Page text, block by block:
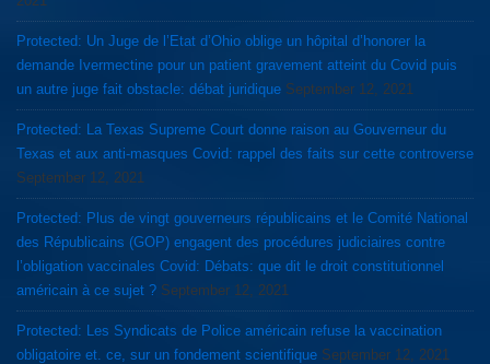
Protected: Un Juge de l’Etat d’Ohio oblige un hôpital d’honorer la
demande Ivermectine pour un patient gravement atteint du Covid puis
un autre juge fait obstacle: débat juridique September 12, 2021
Protected: La Texas Supreme Court donne raison au Gouverneur du
Texas et aux anti-masques Covid: rappel des faits sur cette controverse
September 12, 2021
Protected: Plus de vingt gouverneurs républicains et le Comité National
des Républicains (GOP) engagent des procédures judiciaires contre
l’obligation vaccinales Covid: Débats: que dit le droit constitutionnel
américain à ce sujet ? September 12, 2021
Protected: Les Syndicats de Police américain refuse la vaccination
obligatoire et. ce, sur un fondement scientifique September 12, 2021